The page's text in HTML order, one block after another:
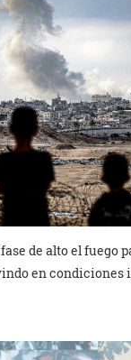
de alto el fuego
en condiciones